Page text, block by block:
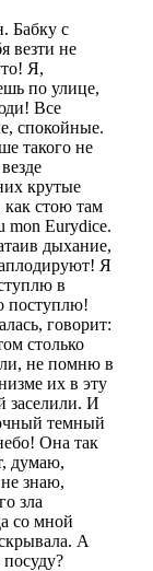
Бабку с
везти не
Я,
по улице,
Все
спокойные.
такого не
крутые
как стою там
mon Eurydice.
дыхание,
Я
в
поступлю!
говорит:
столько
не помню в
их в эту
заселили. И
темный
Она так
думаю,
знаю,
зла
со мной
А